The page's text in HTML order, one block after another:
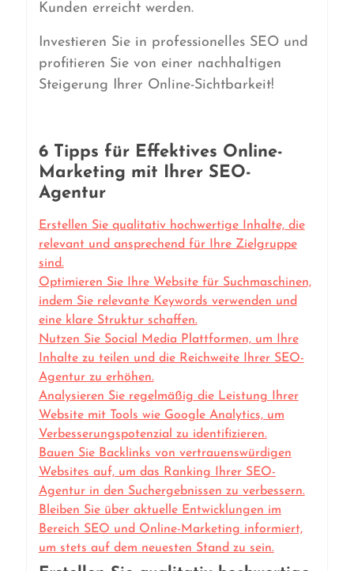
Kunden erreicht werden.
Investieren Sie in professionelles SEO und
profitieren Sie von einer nachhaltigen
Steigerung Ihrer Online-Sichtbarkeit!
6 Tipps für Effektives Online-
Marketing mit Ihrer SEO-
Agentur
Erstellen Sie qualitativ hochwertige Inhalte, die
relevant und ansprechend für Ihre Zielgruppe
sind.
Optimieren Sie Ihre Website für Suchmaschinen,
indem Sie relevante Keywords verwenden und
eine klare Struktur schaffen.
Nutzen Sie Social Media Plattformen, um Ihre
Inhalte zu teilen und die Reichweite Ihrer SEO-
Agentur zu erhöhen.
Analysieren Sie regelmäßig die Leistung Ihrer
Website mit Tools wie Google Analytics, um
Verbesserungspotenzial zu identifizieren.
Bauen Sie Backlinks von vertrauenswürdigen
Websites auf, um das Ranking Ihrer SEO-
Agentur in den Suchergebnissen zu verbessern.
Bleiben Sie über aktuelle Entwicklungen im
Bereich SEO und Online-Marketing informiert,
um stets auf dem neuesten Stand zu sein.